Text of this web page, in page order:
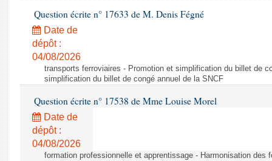
Question écrite n° 17633 de M. Denis Fégné
Date de
dépôt :
04/08/2026
transports ferroviaires - Promotion et simplification du billet de
simplification du billet de congé annuel de la SNCF
Question écrite n° 17538 de Mme Louise Morel
Date de
dépôt :
04/08/2026
formation professionnelle et apprentissage - Harmonisation des